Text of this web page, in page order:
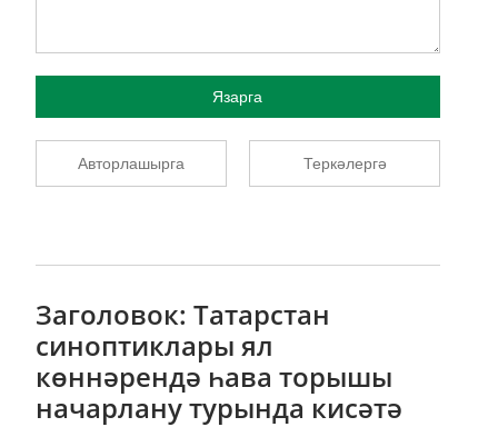
Язарга
Авторлашырга Теркәлергә
Заголовок: Татарстан
синоптиклары ял
көннәрендә һава торышы
начарлану турында кисәтә